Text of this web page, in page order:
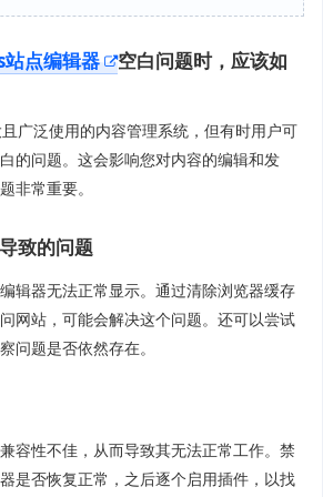
点编辑器
空白问题时，应该如
广泛使用的内容管理系统，但有时用户可
的问题。这会影响您对内容的编辑和发
非常重要。
致的问题
辑器无法正常显示。通过清除浏览器缓存
网站，可能会解决这个问题。还可以尝试
问题是否依然存在。
容性不佳，从而导致其无法正常工作。禁
是否恢复正常，之后逐个启用插件，以找